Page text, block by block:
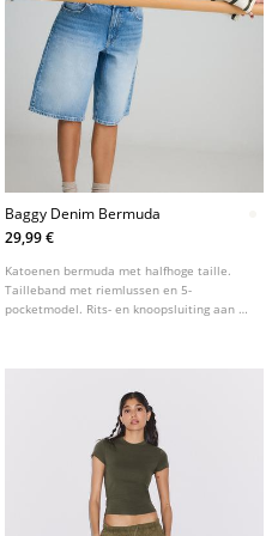
Baggy Denim Bermuda
29,99 €
Katoenen bermuda met halfhoge taille.
Tailleband met riemlussen en 5-
pocketmodel. Rits- en knoopsluiting aan de